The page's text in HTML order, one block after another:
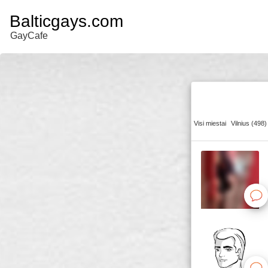
Balticgays.com
GayCafe
Visi miestai Vilnius (498)